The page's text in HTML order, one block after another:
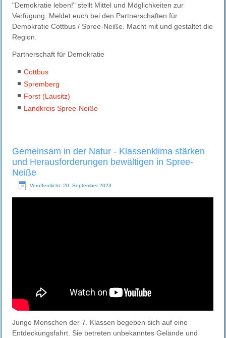
"Demokratie leben!" stellt Mittel und Möglichkeiten zur
Verfügung. Meldet euch bei den Partnerschaften für
Demokratie Cottbus / Spree-Neiße. Macht mit und gestaltet die
Region.
Partnerschaft für Demokratie
Cottbus
Spremberg
Forst (Lausitz)
Landkreis Spree-Neiße
Gemeinsam in der Natur - Klassenklima stärken
und Herausforderungen bewältigen in Spree-
Neiße
Veröffentlicht: 20. September 2023
Junge Menschen der 7. Klassen begeben sich auf eine
Entdeckungsfahrt. Sie betreten unbekanntes Gelände und